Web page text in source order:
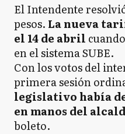
El Intendente
pesos. La nueva
el 14 de abril
en el sistema SUBE.
Con los votos del
primera sesión
legislativo había
en manos del
boleto.